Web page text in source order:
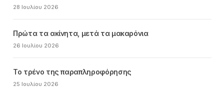
28 Ιουλίου 2026
Πρώτα τα ακίνητα, μετά τα μακαρόνια
26 Ιουλίου 2026
Το τρένο της παραπληροφόρησης
25 Ιουλίου 2026